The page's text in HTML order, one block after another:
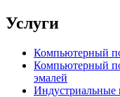
Услуги
Компьютерный
Компьютерный
эмалей
Индустриальные